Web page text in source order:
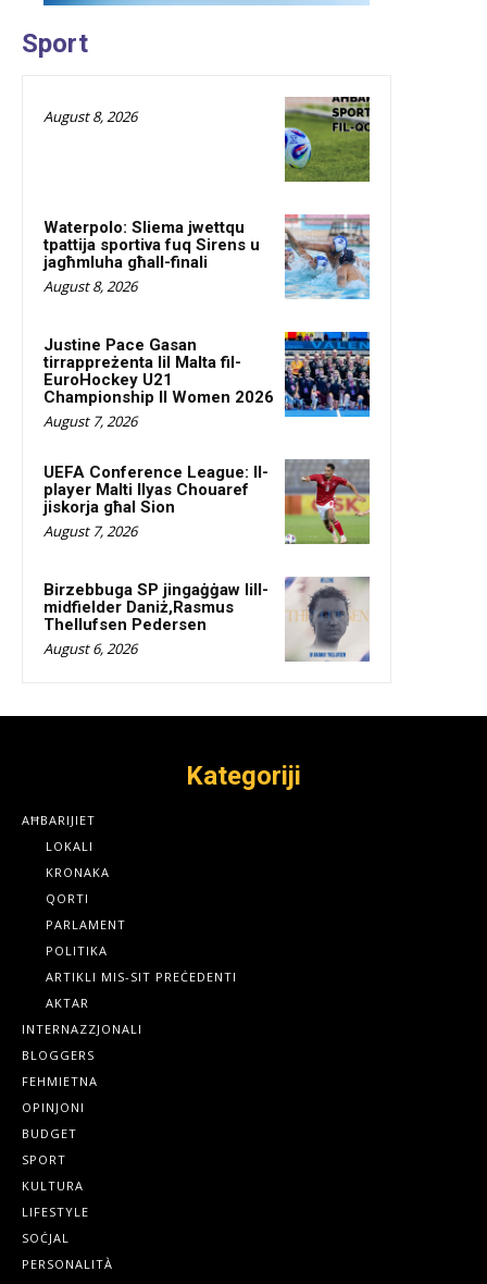
Sport
August 8, 2026
Waterpolo: Sliema jwettqu
tpattija sportiva fuq Sirens u
jagħmluha għall-finali
August 8, 2026
Justine Pace Gasan
tirrappreżenta lil Malta fil-
EuroHockey U21
Championship II Women 2026
August 7, 2026
UEFA Conference League: Il-
player Malti Ilyas Chouaref
jiskorja għal Sion
August 7, 2026
Birzebbuga SP jingaġġaw lill-
midfielder Daniż,Rasmus
Thellufsen Pedersen
August 6, 2026
Kategoriji
AĦBARIJIET
LOKALI
KRONAKA
QORTI
PARLAMENT
POLITIKA
ARTIKLI MIS-SIT PREĊEDENTI
AKTAR
INTERNAZZJONALI
BLOGGERS
FEHMIETNA
OPINJONI
BUDGET
SPORT
KULTURA
LIFESTYLE
SOĊJAL
PERSONALITÀ